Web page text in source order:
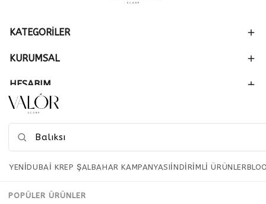
KATEGORİLER
KURUMSAL
HESABIM
SİPARİŞ
YENİDUBAİ KREP ŞALBAHAR KAMPANYASIİNDIRIMLI ÜRÜNLER
POPÜLER ÜRÜNLER